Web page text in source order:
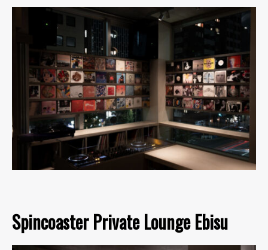
Spincoaster Private Lounge Ebisu